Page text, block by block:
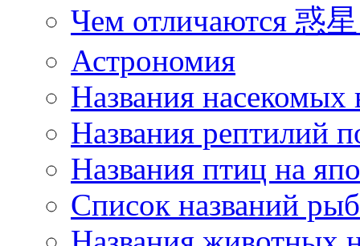
Чем отличаются 惑
Астрономия
Названия насекомых
Названия рептилий
Названия птиц на
Список названий